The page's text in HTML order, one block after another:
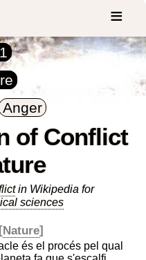
Anger
of Conflict
in Wikipedia for
sciences
[Nature]
és el procés pel qual